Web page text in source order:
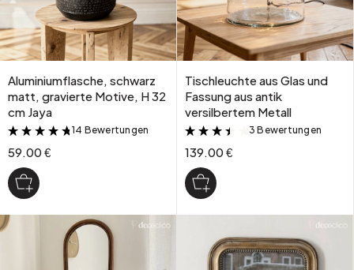
Aluminiumflasche, schwarz
matt, gravierte Motive, H 32
cm Jaya
&
14 Bewertungen
59.00 €
Tischleuchte aus Glas und
Fassung aus antik
versilbertem Metall
&
3 Bewertungen
139.00 €